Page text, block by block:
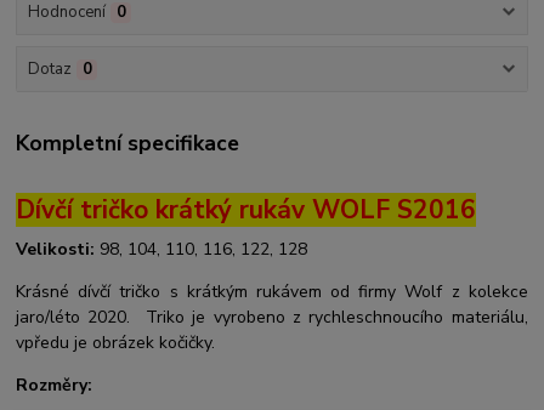
Hodnocení 0
Dotaz 0
Kompletní specifikace
Dívčí tričko krátký rukáv WOLF S2016
Velikosti: 98, 104, 110, 116, 122, 128
Krásné dívčí tričko s krátkým rukávem od firmy Wolf z kolekce
jaro/léto 2020. Triko je vyrobeno z rychleschnoucího materiálu,
vpředu je obrázek kočičky.
Rozměry: